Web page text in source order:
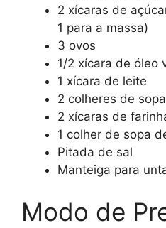
2 xícaras de
1 para a massa)
3 ovos
1/2 xícara de óleo
1 xícara de leite
2 colheres de
2 xícaras de
1 colher de sopa
Pitada de sal
Manteiga para
Modo de